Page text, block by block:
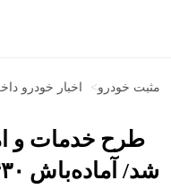
مثبت خودرو> اخبار خودرو
طرح خدمات و